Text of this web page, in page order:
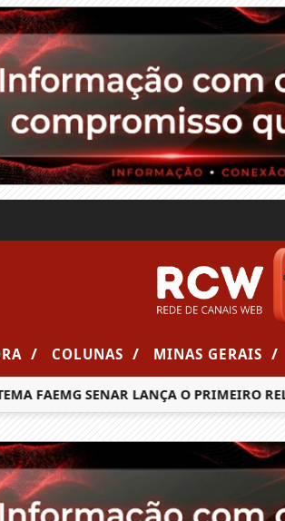
/ COLUNAS / MINAS GERAIS /
FAEMG SENAR LANÇA O PRIMEIRO